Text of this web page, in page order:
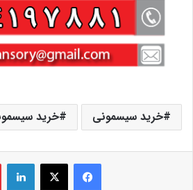
خرید سیسمونی خرید
فیس بوک X